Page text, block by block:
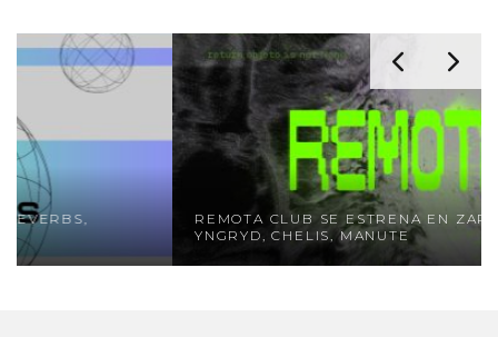
REMOTA CLUB SE ESTRENA EN ZARAGOZA CON
YNGRYD, CHELIS, MANUTE